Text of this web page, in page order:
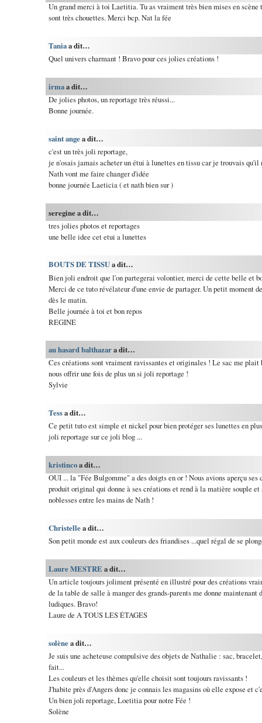
Un grand merci à toi Laetitia. Tu as vraiment très bien mises en scène
sont très chouettes. Merci bcp. Nat la fée
Taniaa dit…
Quel univers charmant ! Bravo pour ces jolies créations !
irmaa dit…
De jolies photos, un reportage très réussi...
Bonne journée.
saint angea dit…
c'est un très joli reportage,
je n'osais jamais acheter un étui à lunettes en tissu car je trouvais qu'il
Nath vont me faire changer d'idée
bonne journée Laeticia ( et nath bien sur )
seregine a dit…
tres jolies photos et reportages
une belle idee cet etui a lunettes
BOUTS DE TISSUa dit…
Bien joli endroit que l'on partegerai volontier, merci de cette belle et
Merci de ce tuto révélateur d'une envie de partager. Un petit moment
dès le matin.
Belle journée à toi et bon repos
REGINE
au hasard balthazara dit…
Ces créations sont vraiment ravissantes et originales ! Le sac me
nous offrir une fois de plus un si joli reportage !
Sylvie
Tessa dit…
Ce petit tuto est simple et nickel pour bien protéger ses lunettes en
joli reportage sur ce joli blog ...
kristincoa dit…
OUI ... la "Fée Bulgomme" a des doigts en or ! Nous avions aperçu
produit original qui donne à ses créations et rend à la matière souple et
noblesses entre les mains de Nath !
Christellea dit…
Son petit monde est aux couleurs des friandises ...quel régal de se
Laure MESTRE a dit…
Un article toujours joliment présenté en illustré pour des créations
de la table de salle à manger des grands-parents me donne
ludiques. Bravo!
Laure de A TOUS LES ÉTAGES
solènea dit…
Je suis une acheteuse compulsive des objets de Nathalie : sac,
fait...
Les couleurs et les thèmes qu'elle choisit sont toujours ravissants !
J'habite près d'Angers donc je connais les magasins où elle expose et
Un bien joli reportage, Loetitia pour notre Fée !
Solène